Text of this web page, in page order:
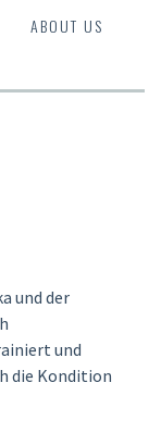
ABOUT US
und der
und
die Kondition